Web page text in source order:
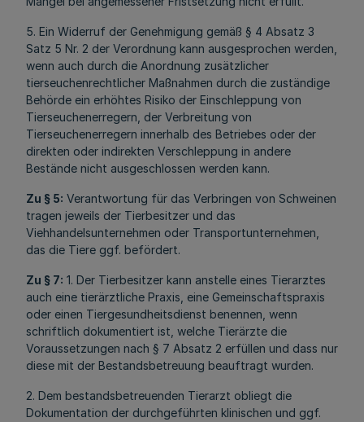
5. Ein Widerruf der Genehmigung gemäß § 4 Absatz 3
Satz 5 Nr. 2 der Verordnung kann ausgesprochen werden,
wenn auch durch die Anordnung zusätzlicher
tierseuchenrechtlicher Maßnahmen durch die zuständige
Behörde ein erhöhtes Risiko der Einschleppung von
Tierseuchenerregern, der Verbreitung von
Tierseuchenerregern innerhalb des Betriebes oder der
direkten oder indirekten Verschleppung in andere
Bestände nicht ausgeschlossen werden kann.
Zu § 5: Verantwortung für das Verbringen von Schweinen
tragen jeweils der Tierbesitzer und das
Viehhandelsunternehmen oder Transportunternehmen,
das die Tiere ggf. befördert.
Zu § 7: 1. Der Tierbesitzer kann anstelle eines Tierarztes
auch eine tierärztliche Praxis, eine Gemeinschaftspraxis
oder einen Tiergesundheitsdienst benennen, wenn
schriftlich dokumentiert ist, welche Tierärzte die
Voraussetzungen nach § 7 Absatz 2 erfüllen und dass nur
diese mit der Bestandsbetreuung beauftragt wurden.
2. Dem bestandsbetreuenden Tierarzt obliegt die
Dokumentation der durchgeführten klinischen und ggf.